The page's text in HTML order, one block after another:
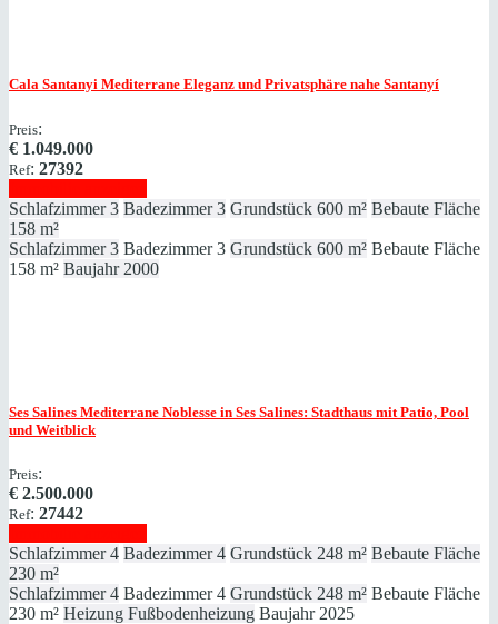
Cala Santanyi Mediterrane Eleganz und Privatsphäre nahe Santanyí
Preis:
€ 1.049.000
Ref: 27392
Schlafzimmer 3 Badezimmer 3 Grundstück 600 m² Bebaute Fläche
158 m²
Schlafzimmer 3 Badezimmer 3 Grundstück 600 m² Bebaute Fläche
158 m² Baujahr 2000
Ses Salines Mediterrane Noblesse in Ses Salines: Stadthaus mit Patio, Pool
und Weitblick
Preis:
€ 2.500.000
Ref: 27442
Schlafzimmer 4 Badezimmer 4 Grundstück 248 m² Bebaute Fläche
230 m²
Schlafzimmer 4 Badezimmer 4 Grundstück 248 m² Bebaute Fläche
230 m² Heizung Fußbodenheizung Baujahr 2025